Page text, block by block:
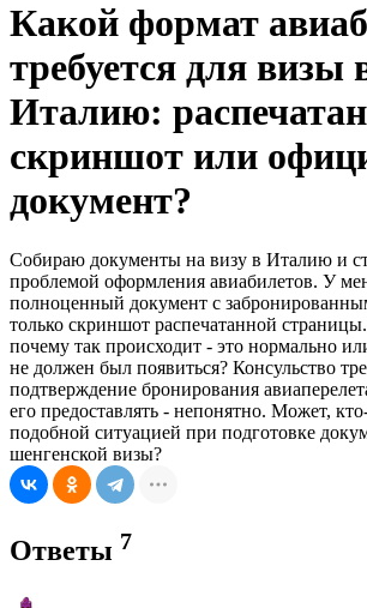
Какой формат
требуется для визы
Италию:
скриншот или
документ?
Собираю документы на визу в Италию и
проблемой оформления авиабилетов. У
полноценный документ с
только скриншот распечатанной
почему так происходит - это нормально
не должен был появиться? Консульство
подтверждение бронирования
его предоставлять - непонятно. Может,
подобной ситуацией при подготовке
шенгенской визы?
Ответы 7